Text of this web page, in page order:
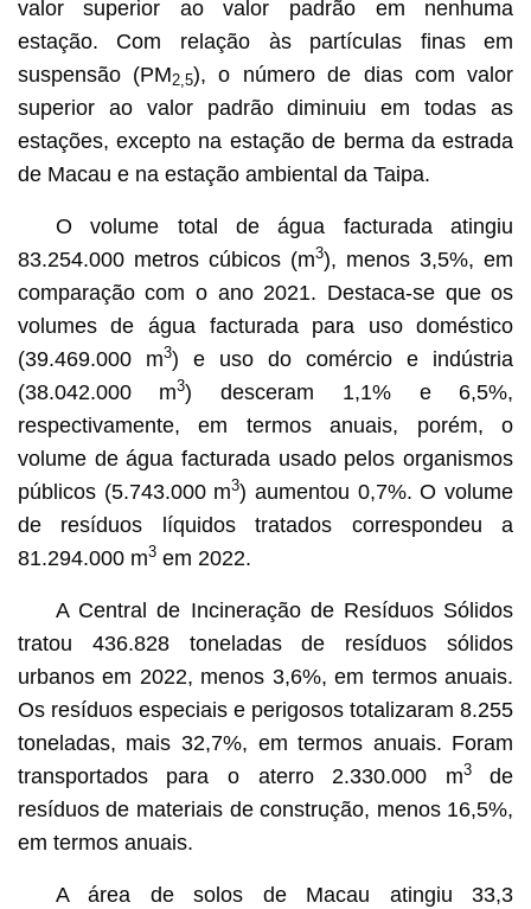
valor superior ao valor padrão em nenhuma
estação. Com relação às partículas finas em
suspensão (PM2,5), o número de dias com valor
superior ao valor padrão diminuiu em todas as
estações, excepto na estação de berma da estrada
de Macau e na estação ambiental da Taipa.
O volume total de água facturada atingiu
83.254.000 metros cúbicos (m3), menos 3,5%, em
comparação com o ano 2021. Destaca-se que os
volumes de água facturada para uso doméstico
(39.469.000 m3) e uso do comércio e indústria
(38.042.000 m3) desceram 1,1% e 6,5%,
respectivamente, em termos anuais, porém, o
volume de água facturada usado pelos organismos
públicos (5.743.000 m3) aumentou 0,7%. O volume
de resíduos líquidos tratados correspondeu a
81.294.000 m3em 2022.
A Central de Incineração de Resíduos Sólidos
tratou 436.828 toneladas de resíduos sólidos
urbanos em 2022, menos 3,6%, em termos anuais.
Os resíduos especiais e perigosos totalizaram 8.255
toneladas, mais 32,7%, em termos anuais. Foram
transportados para o aterro 2.330.000 m3de
resíduos de materiais de construção, menos 16,5%,
em termos anuais.
A área de solos de Macau atingiu 33,3